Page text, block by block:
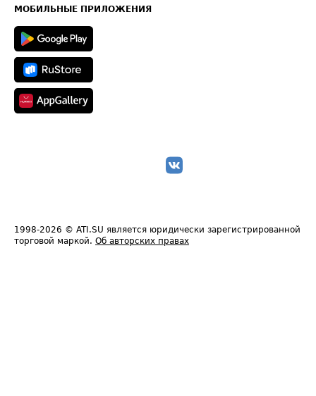
Техническая информация
МОБИЛЬНЫЕ ПРИЛОЖЕНИЯ
1998-2026 © ATI.SU является юридически зарегистрированной
торговой маркой. Об авторских правах